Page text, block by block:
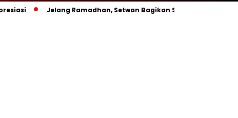
Jelang Ramadhan, Setwan Bagikan Sembako untuk Cleaning